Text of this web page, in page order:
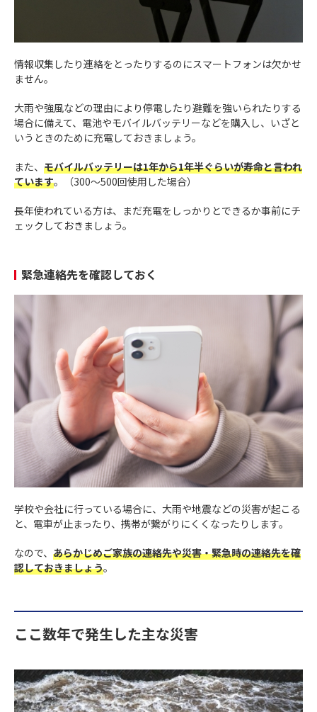
情報収集したり連絡をとったりするのにスマートフォンは欠かせ
ません。
大雨や強風などの理由により停電したり避難を強いられたりする
場合に備えて、電池やモバイルバッテリーなどを購入し、いざと
いうときのために充電しておきましょう。
また、 モバイルバッテリーは1年から1年半ぐらいが寿命と言われ
ています。（300～500回使用した場合）
長年使われている方は、まだ充電をしっかりとできるか事前にチ
ェックしておきましょう。
緊急連絡先を確認しておく
学校や会社に行っている場合に、大雨や地震などの災害が起こる
と、電車が止まったり、携帯が繋がりにくくなったりします。
なので、 あらかじめご家族の連絡先や災害・緊急時の連絡先を確
認しておきましょう。
ここ数年で発生した主な災害